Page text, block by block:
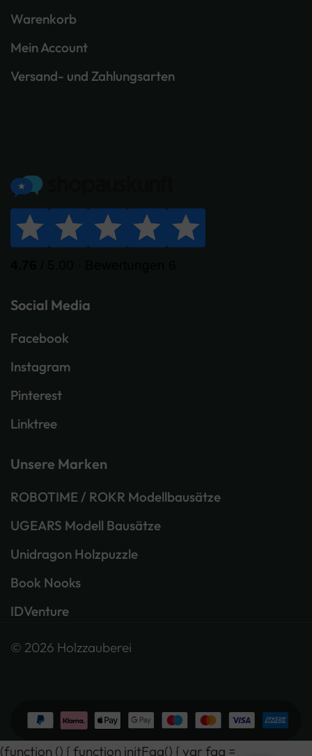
Warenkorb
Mein Account
Versand- und Zahlungsarten
Social Media
Facebook
Instagram
Pinterest
Linktree
Unsere Marken
ROBOTIME / ROKR Modellbausätze
UGEARS Modell Bausätze
Unidragon Holzpuzzle
Book Nooks
IDVenture
© 2026 Holzzauberei
(function () { function initFaq() { var faq =